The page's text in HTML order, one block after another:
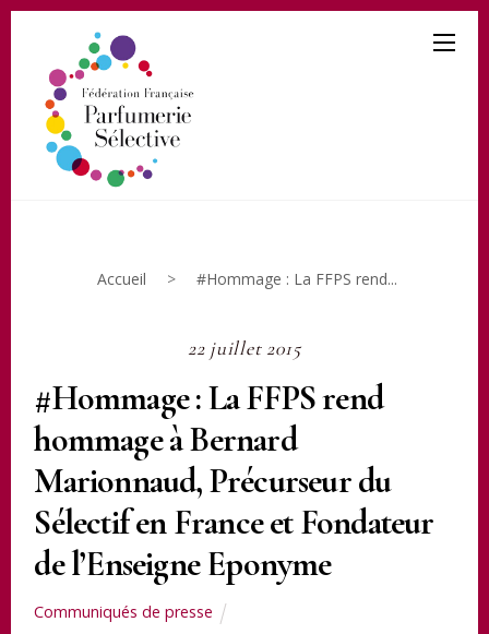
Accueil > #Hommage : La FFPS rend...
22 juillet 2015
#Hommage : La FFPS rend
hommage à Bernard
Marionnaud, Précurseur du
Sélectif en France et Fondateur
de l’Enseigne Eponyme
Communiqués de presse